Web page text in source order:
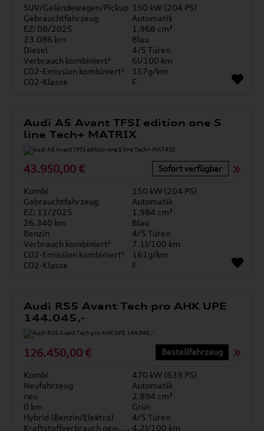
SUV/Geländewagen/Pickup 150 kW (204 PS)
Gebrauchtfahrzeug
Automatik
EZ: 08/2025
1.968 cm³
23.086 km
Blau
Diesel
4/5 Türen
Verbrauch kombiniert¹
6l/100 km
CO2-Emission kombiniert¹
157g/km
CO2-Klasse
F
Audi A5 Avant TFSI edition one S
line Tech+ MATRIX
43.950,00 € Sofort verfügbar
Kombi
150 kW (204 PS)
Gebrauchtfahrzeug
Automatik
EZ: 11/2025
1.984 cm³
26.340 km
Blau
Benzin
4/5 Türen
Verbrauch kombiniert¹
7.1l/100 km
CO2-Emission kombiniert¹
161g/km
CO2-Klasse
F
Audi RS5 Avant Tech pro AHK UPE
144.045,-
126.450,00 € Bestellfahrzeug
Kombi
470 kW (639 PS)
Neufahrzeug
Automatik
neu
2.894 cm³
0 km
Grün
Hybrid (Benzin/Elektro)
4/5 Türen
Kraftstoffverbrauch gew. kombiniert 4.2l/100 km